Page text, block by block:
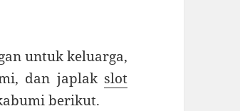
untuk keluarga,
dan japlak slot
berikut.